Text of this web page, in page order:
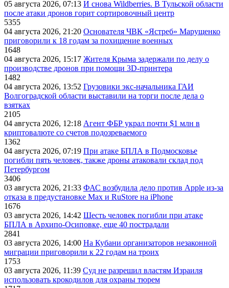
05 августа 2026, 07:13 И снова Wildberries. В Тульской области
после атаки дронов горит сортировочный центр
5355
04 августа 2026, 21:20 Основателя ЧВК «Ястреб» Марущенко
приговорили к 18 годам за похищение военных
1648
04 августа 2026, 15:17 Жителя Крыма задержали по делу о
производстве дронов при помощи 3D‑принтера
1482
04 августа 2026, 13:52 Грузовики экс-начальника ГАИ
Волгоградской области выставили на торги после дела о
взятках
2105
04 августа 2026, 12:18 Агент ФБР украл почти $1 млн в
криптовалюте со счетов подозреваемого
1362
04 августа 2026, 07:19 При атаке БПЛА в Подмосковье
погибли пять человек, также дроны атаковали склад под
Петербургом
3406
03 августа 2026, 21:33 ФАС возбудила дело против Apple из-за
отказа в предустановке Max и RuStore на iPhone
1676
03 августа 2026, 14:42 Шесть человек погибли при атаке
БПЛА в Архипо-Осиповке, еще 40 пострадали
2841
03 августа 2026, 14:00 На Кубани организаторов незаконной
миграции приговорили к 22 годам на троих
1753
03 августа 2026, 11:39 Суд не разрешил властям Израиля
использовать крокодилов для охраны тюрем